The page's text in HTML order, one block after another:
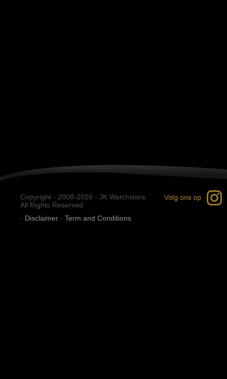
Copyright - 2008-2026 - JK Watchstore.
All Rights Reserved.
- Disclaimer - Term and Conditions